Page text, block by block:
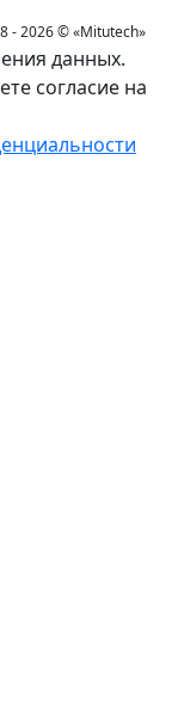
- 2026 ©«Mitutech»
данных.
согласие на